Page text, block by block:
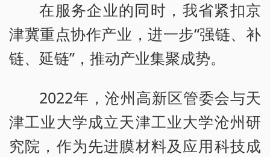
在服务企业的同时，我省紧扣京
津冀重点协作产业，进一步“强链、补
链、延链”，推动产业集聚成势。
2022年，沧州高新区管委会与天
津工业大学成立天津工业大学沧州研
究院，作为先进膜材料及应用科技成